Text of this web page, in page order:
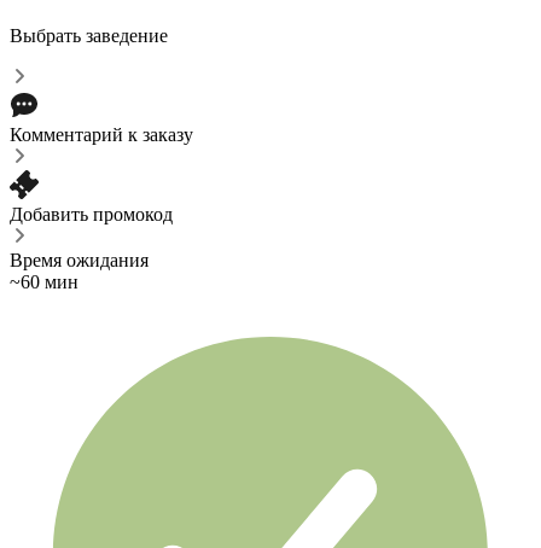
Выбрать заведение
Комментарий к заказу
Добавить промокод
Время ожидания
~60 мин